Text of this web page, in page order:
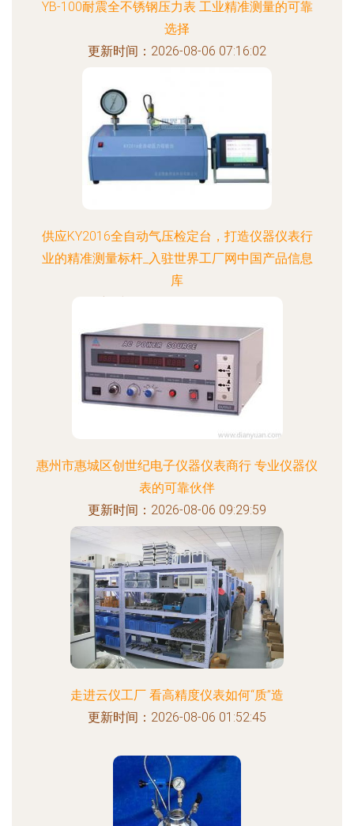
YB-100耐震全不锈钢压力表 工业精准测量的可靠
选择
更新时间：2026-08-06 07:16:02
供应KY2016全自动气压检定台，打造仪器仪表行
业的精准测量标杆_入驻世界工厂网中国产品信息
库
惠州市惠城区创世纪电子仪器仪表商行 专业仪器仪
表的可靠伙伴
更新时间：2026-08-06 09:29:59
走进云仪工厂 看高精度仪表如何“质”造
更新时间：2026-08-06 01:52:45